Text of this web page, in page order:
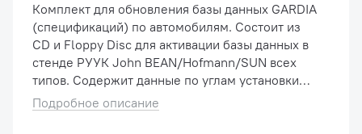
Комплект для обновления базы данных GARDIA
(спецификаций) по автомобилям. Состоит из
CD и Floppy Disc для активации базы данных в
стенде РУУК John BEAN/Hofmann/SUN всех
типов. Содержит данные по углам установки
колес более чем 30000 автомобилей, 14
регионов мира. Актуальность - 2014 год.
Подробное описание